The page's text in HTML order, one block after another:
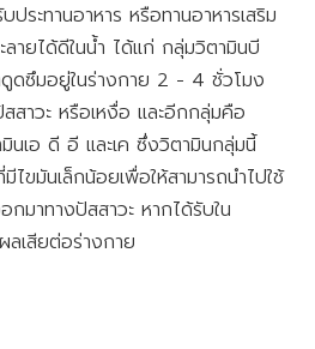
ระทานอาหาร หรือทานอาหารเสริม
ายได้ดีในน้ำ ได้แก่ กลุ่มวิตามินบี
ดซึมอยู่ในร่างกาย 2 - 4 ชั่วโมง
สาวะ หรือเหงื่อ และอีกกลุ่มคือ
นเอ ดี อี และเค ซึ่งวิตามินกลุ่มนี้
ขมันเล็กน้อยเพื่อให้สามารถนำไปใช้
มาทางปัสสาวะ หากได้รับใน
ลเสียต่อร่างกาย